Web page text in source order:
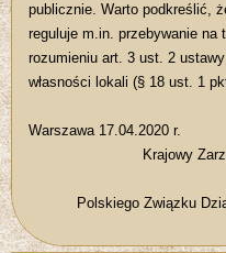
publicznie. Warto podkreślić,
reguluje m.in. przebywanie na
rozumieniu art. 3 ust. 2
własności lokali (§ 18 ust. 1
Warszawa
Krajowy
Polskiego Związku